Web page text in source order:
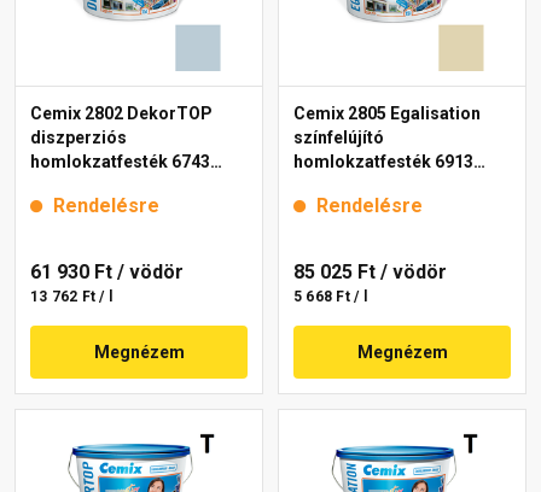
Cemix 2802 DekorTOP
diszperziós
homlokzatfesték 6743
Rendelésre
61 930 Ft / vödör
13 762 Ft / l
Megnézem
Cemix 2805 Egalisation
színfelújító
homlokzatfesték 6913
Rendelésre
85 025 Ft / vödör
5 668 Ft / l
Megnézem